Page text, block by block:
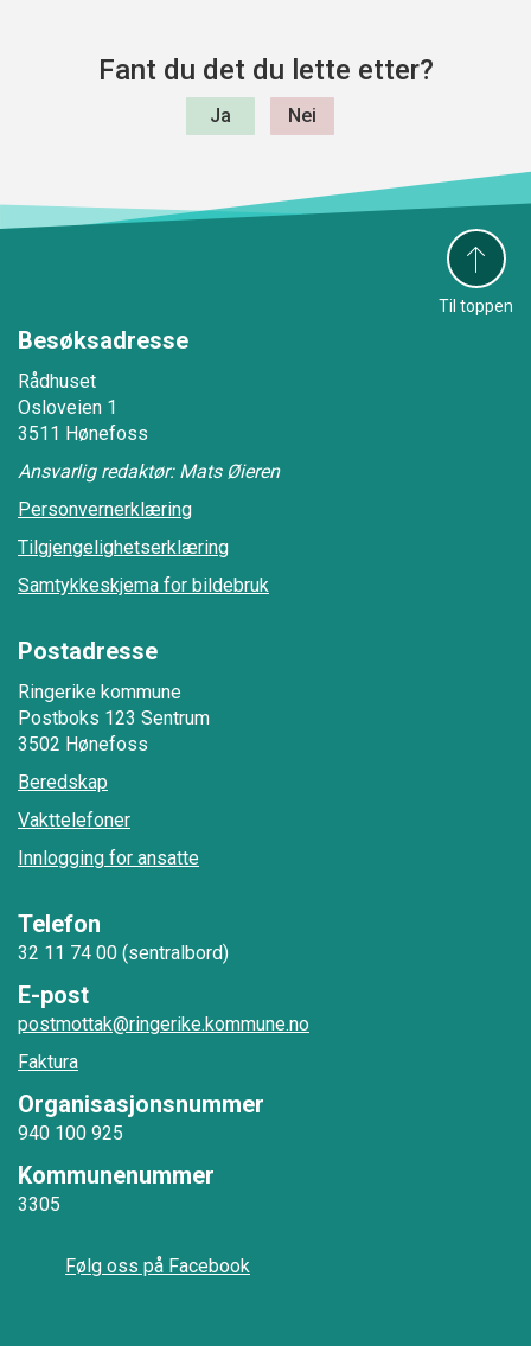
Fant du det du lette etter?
Til toppen
Besøksadresse
Rådhuset
Osloveien 1
3511 Hønefoss
Ansvarlig redaktør: Mats Øieren
Personvernerklæring
Tilgjengelighetserklæring
Samtykkeskjema for bildebruk
Postadresse
Ringerike kommune
Postboks 123 Sentrum
3502 Hønefoss
Beredskap
Vakttelefoner
Innlogging for ansatte
Telefon
32 11 74 00 (sentralbord)
E-post
postmottak@ringerike.kommune.no
Faktura
Organisasjonsnummer
940 100 925
Kommunenummer
3305
Følg oss på Facebook